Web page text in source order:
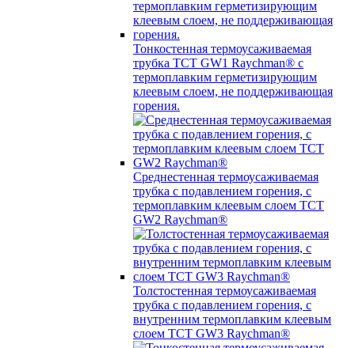
Тонкостенная термоусаживаемая
трубка TCT GW1 Raychman® с
термоплавким герметизирующим
клеевым слоем, не поддерживающая
горения.
Среднестенная термоусаживаемая
трубка c подавлением горения, с
термоплавким клеевым слоем TCT
GW2 Raychman®
Толстостенная термоусаживаемая
трубка c подавлением горения, с
внутренним термоплавким клеевым
слоем TCT GW3 Raychman®